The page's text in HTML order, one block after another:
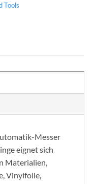
Tools
Messer
eignet sich
Materialien,
Vinylfolie,